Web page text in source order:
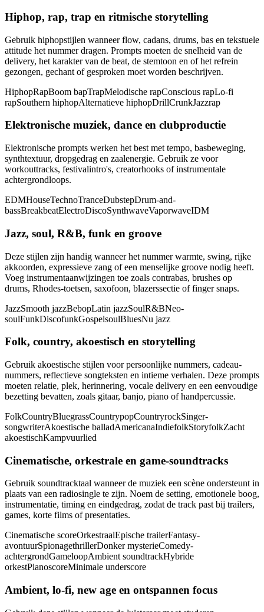
Hiphop, rap, trap en ritmische storytelling
Gebruik hiphopstijlen wanneer flow, cadans, drums, bas en tekstuele
attitude het nummer dragen. Prompts moeten de snelheid van de
delivery, het karakter van de beat, de stemtoon en of het refrein
gezongen, gechant of gesproken moet worden beschrijven.
HiphopRapBoom bapTrapMelodische rapConscious rapLo-fi
rapSouthern hiphopAlternatieve hiphopDrillCrunkJazzrap
Elektronische muziek, dance en clubproductie
Elektronische prompts werken het best met tempo, basbeweging,
synthtextuur, dropgedrag en zaalenergie. Gebruik ze voor
workouttracks, festivalintro's, creatorhooks of instrumentale
achtergrondloops.
EDMHouseTechnoTranceDubstepDrum-and-
bassBreakbeatElectroDiscoSynthwaveVaporwaveIDM
Jazz, soul, R&B, funk en groove
Deze stijlen zijn handig wanneer het nummer warmte, swing, rijke
akkoorden, expressieve zang of een menselijke groove nodig heeft.
Voeg instrumentaanwijzingen toe zoals contrabas, brushes op
drums, Rhodes-toetsen, saxofoon, blazerssectie of finger snaps.
JazzSmooth jazzBebopLatin jazzSoulR&BNeo-
soulFunkDiscofunkGospelsoulBluesNu jazz
Folk, country, akoestisch en storytelling
Gebruik akoestische stijlen voor persoonlijke nummers, cadeau-
nummers, reflectieve songteksten en intieme verhalen. Deze prompts
moeten relatie, plek, herinnering, vocale delivery en een eenvoudige
bezetting bevatten, zoals gitaar, banjo, piano of handpercussie.
FolkCountryBluegrassCountrypopCountryrockSinger-
songwriterAkoestische balladAmericanaIndiefolkStoryfolkZacht
akoestischKampvuurlied
Cinematische, orkestrale en game-soundtracks
Gebruik soundtracktaal wanneer de muziek een scène ondersteunt in
plaats van een radiosingle te zijn. Noem de setting, emotionele boog,
instrumentatie, timing en eindgedrag, zodat de track past bij trailers,
games, korte films of presentaties.
Cinematische scoreOrkestraalEpische trailerFantasy-
avontuurSpionagethrillerDonker mysterieComedy-
achtergrondGameloopAmbient soundtrackHybride
orkestPianoscoreMinimale underscore
Ambient, lo-fi, new age en ontspannen focus